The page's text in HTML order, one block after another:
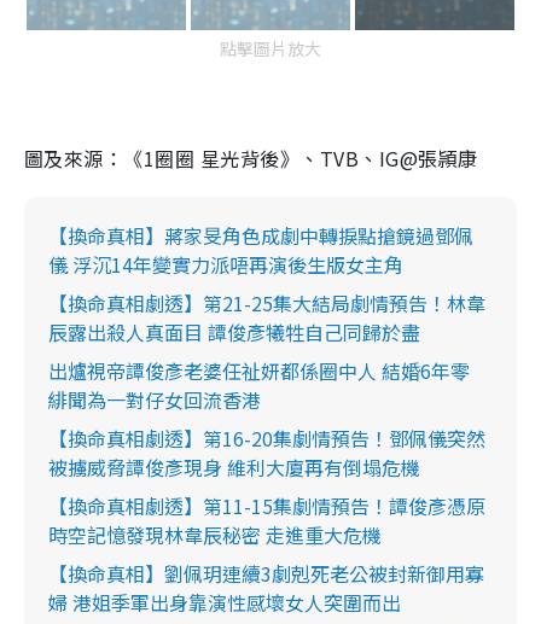
點擊圖片放大
圖及來源：《1圈圈 星光背後》、TVB、IG@張頴康
【換命真相】蔣家旻角色成劇中轉捩點搶鏡過鄧佩
儀 浮沉14年變實力派唔再演後生版女主角
【換命真相劇透】第21-25集大結局劇情預告！林韋
辰露出殺人真面目 譚俊彥犧牲自己同歸於盡
出爐視帝譚俊彥老婆任祉妍都係圈中人 結婚6年零
緋聞為一對仔女回流香港
【換命真相劇透】第16-20集劇情預告！鄧佩儀突然
被擄威脅譚俊彥現身 維利大廈再有倒塌危機
【換命真相劇透】第11-15集劇情預告！譚俊彥憑原
時空記憶發現林韋辰秘密 走進重大危機
【換命真相】劉佩玥連續3劇剋死老公被封新御用寡
婦 港姐季軍出身靠演性感壞女人突圍而出